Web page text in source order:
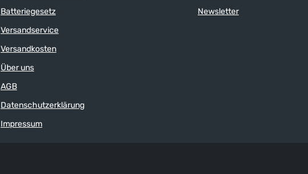
Batteriegesetz
Versandservice
Versandkosten
Über uns
AGB
Datenschutzerklärung
Impressum
Newsletter